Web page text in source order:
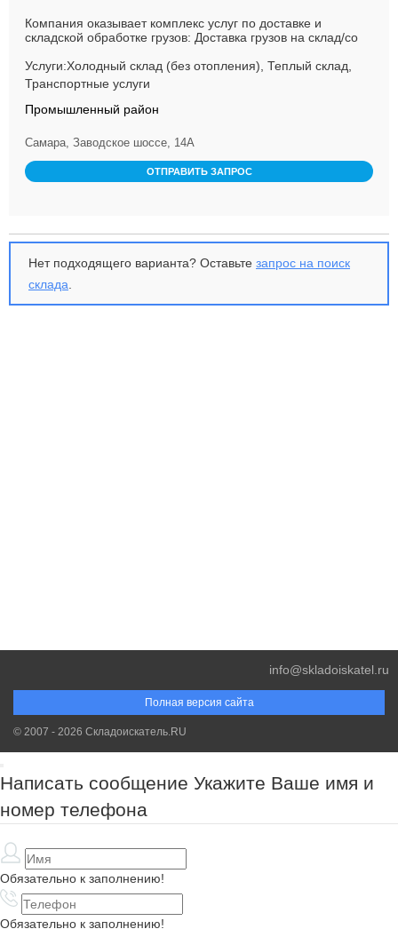
Компания оказывает комплекс услуг по доставке и
складской обработке грузов: Доставка грузов на склад/со
Услуги:Холодный склад (без отопления), Теплый склад,
Транспортные услуги
Промышленный район
Самара, Заводское шоссе, 14А
ОТПРАВИТЬ ЗАПРОС
Нет подходящего варианта? Оставьте запрос на поиск
склада
Полная версия сайта
info@skladoiskatel.ru
© 2007 - 2026 Складоискатель.RU
Написать сообщение Укажите Ваше имя и
номер телефона
Обязательно к заполнению!
Обязательно к заполнению!